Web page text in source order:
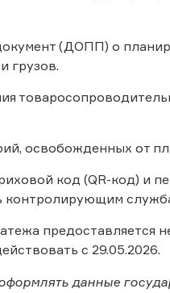
(ДОПП) о
грузов.
освобожденных от
код (QR-код) и
контролирующим
предоставляется
с 29.05.2026.
данные